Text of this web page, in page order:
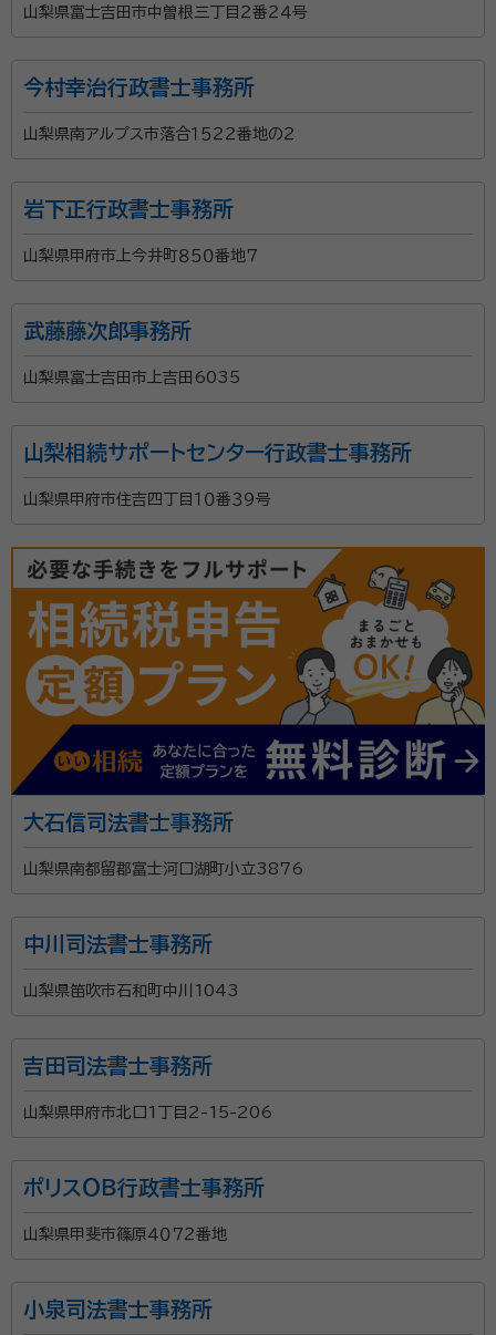
山梨県富士吉田市中曽根三丁目２番２４号
今村幸治行政書士事務所
山梨県南アルプス市落合１５２２番地の２
岩下正行政書士事務所
山梨県甲府市上今井町８５０番地７
武藤藤次郎事務所
山梨県富士吉田市上吉田6035
山梨相続サポートセンター行政書士事務所
山梨県甲府市住吉四丁目１０番３９号
大石信司法書士事務所
山梨県南都留郡富士河口湖町小立3876
中川司法書士事務所
山梨県笛吹市石和町中川1043
吉田司法書士事務所
山梨県甲府市北口1丁目2-15-206
ポリスＯＢ行政書士事務所
山梨県甲斐市篠原４０７２番地
小泉司法書士事務所